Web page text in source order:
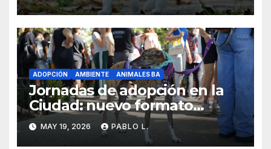
ADOPCIÓN AMBIENTE ANIMALES BA
Jornadas de adopción en la
Ciudad: nuevo formato
semanal y más presencia en
los barrios
MAY 19, 2026 PABLO L.